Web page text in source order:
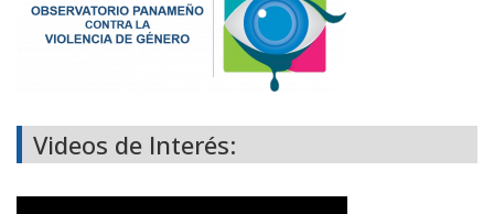
Videos de Interés: